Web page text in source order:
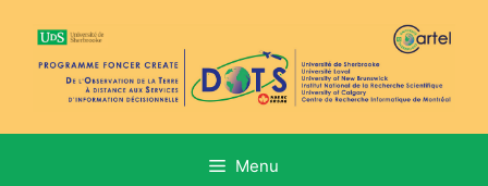
contenu
Menu